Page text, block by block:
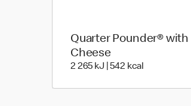
Quarter Pounder® with
Cheese
2 265 kJ | 542 kcal